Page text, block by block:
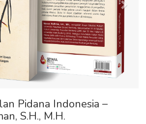
Pidana Indonesia –
S.H., M.H.